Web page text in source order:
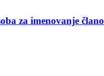
za imenovanje